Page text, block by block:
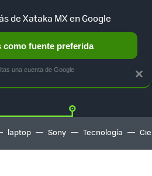
MERCADO LIBRE
laptop Sony Tecnología
×
de Xataka MX en Google
como fuente preferida
una cuenta de Google